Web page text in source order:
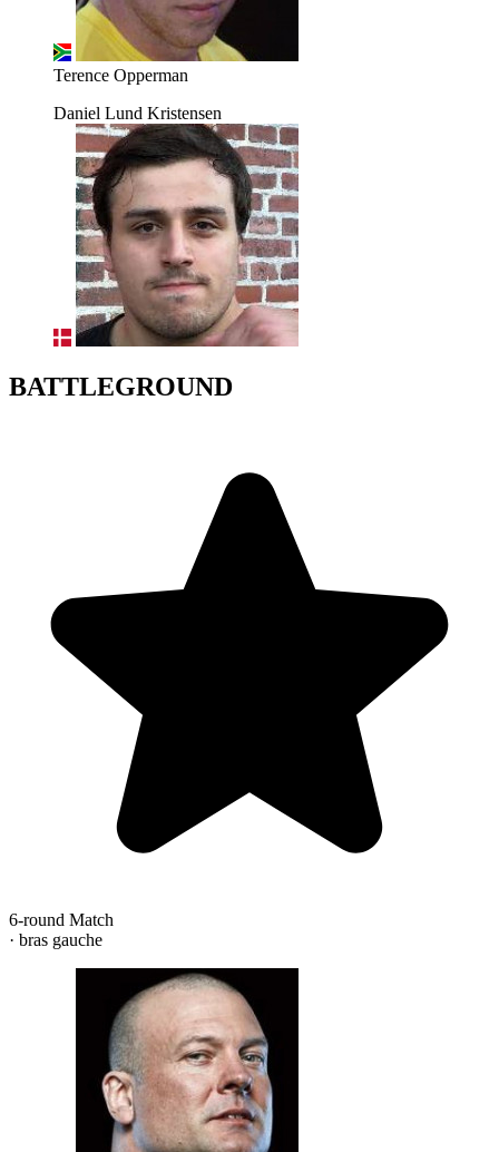
Terence Opperman
Daniel Lund Kristensen
BATTLEGROUND
6-round Match
· bras gauche